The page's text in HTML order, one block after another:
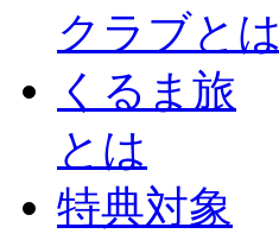
クラブとは
くるま旅
とは
特典対象